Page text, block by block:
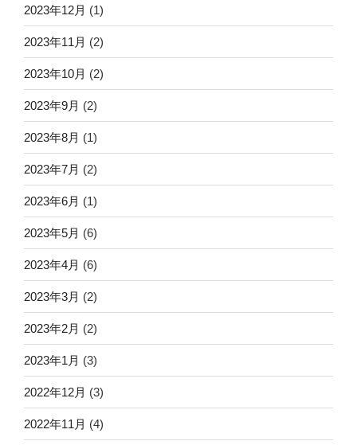
2023年12月 (1)
2023年11月 (2)
2023年10月 (2)
2023年9月 (2)
2023年8月 (1)
2023年7月 (2)
2023年6月 (1)
2023年5月 (6)
2023年4月 (6)
2023年3月 (2)
2023年2月 (2)
2023年1月 (3)
2022年12月 (3)
2022年11月 (4)